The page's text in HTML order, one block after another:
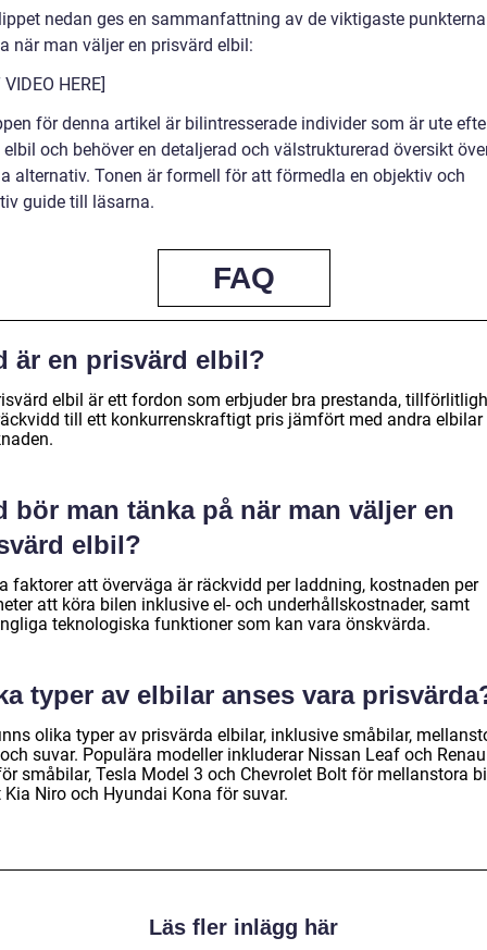
nedan ges en sammanfattning av de viktigaste
när man väljer en prisvärd elbil:
HERE]
för denna artikel är bilintresserade individer som är ute
elbil och behöver en detaljerad och välstrukturerad översikt
alternativ. Tonen är formell för att förmedla en objektiv och
guide till läsarna.
FAQ
är en prisvärd elbil?
elbil är ett fordon som erbjuder bra prestanda,
till ett konkurrenskraftigt pris jämfört med andra elbilar
bör man tänka på när man väljer en
elbil?
faktorer att överväga är räckvidd per laddning, kostnaden per
att köra bilen inklusive el- och underhållskostnader, samt
teknologiska funktioner som kan vara önskvärda.
typer av elbilar anses vara
olika typer av prisvärda elbilar, inklusive småbilar,
suvar. Populära modeller inkluderar Nissan Leaf och
småbilar, Tesla Model 3 och Chevrolet Bolt för mellanstora
Niro och Hyundai Kona för suvar.
Läs fler inlägg här